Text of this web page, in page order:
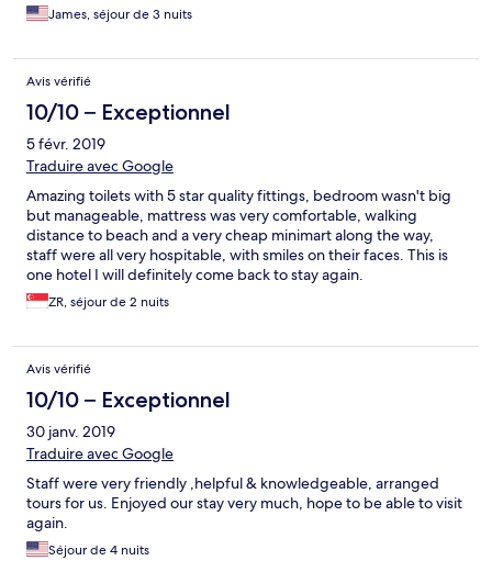
James, séjour de 3 nuits
Avis vérifié
10/10 – Exceptionnel
5 févr. 2019
Traduire avec Google
Amazing toilets with 5 star quality fittings, bedroom wasn't big
but manageable, mattress was very comfortable, walking
distance to beach and a very cheap minimart along the way,
staff were all very hospitable, with smiles on their faces. This is
one hotel I will definitely come back to stay again.
ZR, séjour de 2 nuits
Avis vérifié
10/10 – Exceptionnel
30 janv. 2019
Traduire avec Google
Staff were very friendly ,helpful & knowledgeable, arranged
tours for us. Enjoyed our stay very much, hope to be able to visit
again.
Séjour de 4 nuits